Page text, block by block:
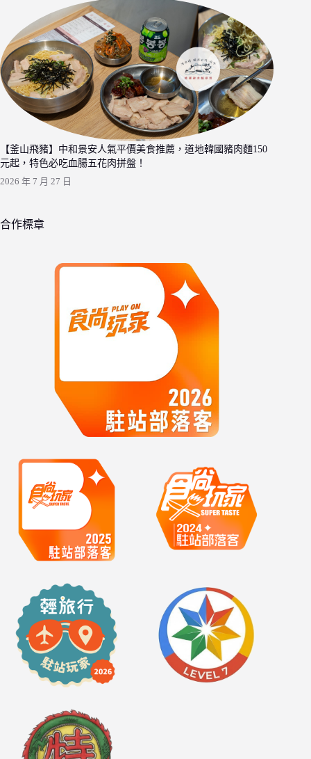
【釜山飛豬】中和景安人氣平價美食推薦，道地韓國豬肉麵150
元起，特色必吃血腸五花肉拼盤！
2026 年 7 月 27 日
合作標章